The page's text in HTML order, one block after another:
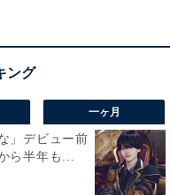
一ヶ月
」デビュー前
ら半年も...